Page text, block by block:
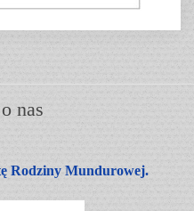
nas
Rodziny Mundurowej.